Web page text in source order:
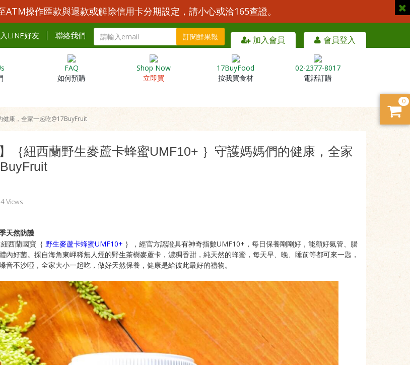
ATM操作匯款與退款或解除信用卡分期設定，請小心或洽165查證。
加入會員 會員登入
LINE好友 聯絡我們 訂閱鮮果報
FAQ
如何預購
Shop Now
立即買
17BuyFood
按我買食材
02-2377-8017
電話訂購
健康，全家一起吃@17BuyFruit
】｛紐西蘭野生麥蘆卡蜂蜜UMF10+ ｝守護媽媽們的健康，全家
Views
天然防護
西蘭國寶｛ 野生麥蘆卡蜂蜜UMF10+ ｝，經官方認證具有神奇指數UMF10+，每日保養剛剛好， 能顧好氣管、腸
內好菌。 採自海角東岬稀無人煙的野生茶樹麥蘆卡，濃稠香甜， 純天然的蜂蜜，每天早、晚、睡前等都可來一匙，
音不沙啞，全家大小一起吃，做好天然保養， 健康是給彼此最好的禮物。
0